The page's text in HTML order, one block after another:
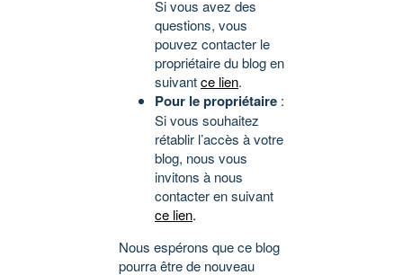
Si vous avez des
questions, vous
pouvez contacter le
propriétaire du blog en
suivantce lien.
Pour le propriétaire :
Si vous souhaitez
rétablir l’accès à votre
blog, nous vous
invitons à nous
contacter en suivant
ce lien.
Nous espérons que ce blog
pourra être de nouveau